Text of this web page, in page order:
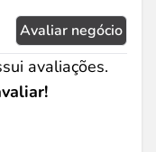
Avaliar negócio
avaliações.